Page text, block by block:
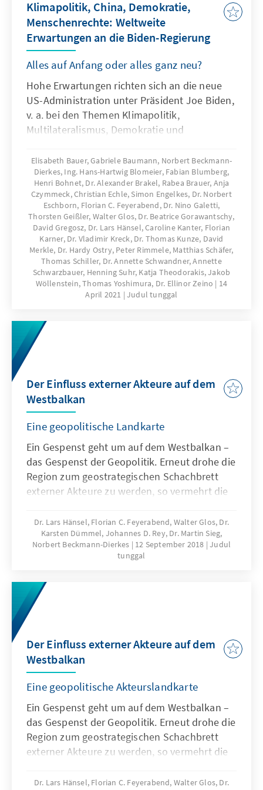
Klimapolitik, China, Demokratie,
Menschenrechte: Weltweite
Erwartungen an die Biden-Regierung
Alles auf Anfang oder alles ganz neu?
Hohe Erwartungen richten sich an die neue
US-Administration unter Präsident Joe Biden,
v. a. bei den Themen Klimapolitik,
Multilateralismus, Demokratie und
neuen Regierung der USA erwartet? Die
Auslandsmitarbeiterinnen und
Auslandsmitarbeiter der Konrad-
AdenauerStiftung haben sich in ausgewählten
Ländern in Europa, Nordamerika, Afrika,
Asien, Lateinamerika und im Nahen Osten die
wichtigen Trends genauer angesehen.
Elisabeth Bauer, Gabriele Baumann, Norbert Beckmann-
Dierkes, Ing. Hans-Hartwig Blomeier, Fabian Blumberg,
Henri Bohnet, Dr. Alexander Brakel, Rabea Brauer, Anja
Czymmeck, Christian Echle, Simon Engelkes, Dr. Norbert
Eschborn, Florian C. Feyerabend, Dr. Nino Galetti,
Thorsten Geißler, Walter Glos, Dr. Beatrice Gorawantschy,
David Gregosz, Dr. Lars Hänsel, Caroline Kanter, Florian
Karner, Dr. Vladimir Kreck, Dr. Thomas Kunze, David
Merkle, Dr. Hardy Ostry, Peter Rimmele, Matthias Schäfer,
Thomas Schiller, Dr. Annette Schwandner, Annette
Schwarzbauer, Henning Suhr, Katja Theodorakis, Jakob
Wöllenstein, Thomas Yoshimura, Dr. Ellinor Zeino
14
April 2021
Judul tunggal
Der Einfluss externer Akteure auf dem
Westbalkan
Eine geopolitische Landkarte
Ein Gespenst geht um auf dem Westbalkan –
das Gespenst der Geopolitik. Erneut drohe die
Region zum geostrategischen Schachbrett
externer Akteure zu werden, so vermehrt die
westlichen Hauptstädten, als auch aus der
Region selbst. Russland, China, die Türkei und
die Golfstaaten gewinnen mit
unterschiedlichen Ressourcenausstattungen,
Intentionen und Interessen an Einfluss in
dieser Enklave innerhalb der Europäischen
Union – politisch, wirtschaftlich und kulturell.
Dr. Lars Hänsel, Florian C. Feyerabend, Walter Glos, Dr.
Karsten Dümmel, Johannes D. Rey, Dr. Martin Sieg,
Norbert Beckmann-Dierkes
12 September 2018 Judul
tunggal
Der Einfluss externer Akteure auf dem
Westbalkan
Eine geopolitische Akteurslandkarte
Ein Gespenst geht um auf dem Westbalkan –
das Gespenst der Geopolitik. Erneut drohe die
Region zum geostrategischen Schachbrett
externer Akteure zu werden, so vermehrt die
westlichen Hauptstädten, als auch aus der
Dr. Lars Hänsel, Florian C. Feyerabend, Walter Glos, Dr.